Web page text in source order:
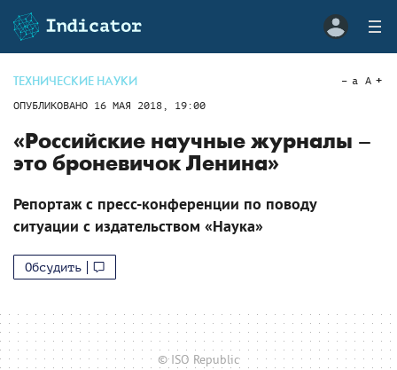
ТЕХНИЧЕСКИЕ НАУКИ
ОПУБЛИКОВАНО 16 МАЯ 2018, 19:00
a A
«Российские научные журналы –
это броневичок Ленина»
Репортаж с пресс-конференции по поводу
ситуации с издательством «Наука»
Обсудить
© ISO Republic